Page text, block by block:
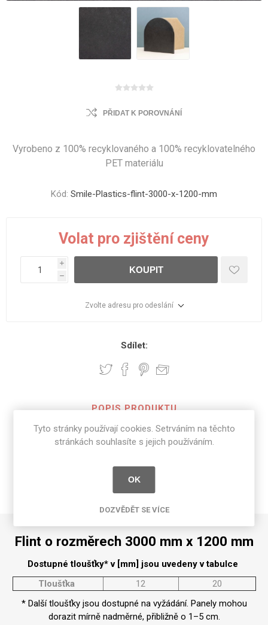
PŘIDAT K POROVNÁNÍ
Vyrobeno z 100% recyklovaného a 100% recyklovatelného
PET materiálu
Kód: Smile-Plastics-flint-3000-x-1200-mm
Volat pro zjištění ceny
i
h
KOUPIT
Zvolte adresu pro odeslání
Sdílet:
POPIS PRODUKTU
SPECIFIKACE PRODUKTU
RECENZE
Flint o rozměrech 3000 mm x 1200 mm
Dostupné tloušťky* v [mm] jsou uvedeny v tabulce
Tloušťka
12
20
* Další tloušťky jsou dostupné na vyžádání. Panely mohou
dorazit mírně nadměrné, přibližně o 1–5 cm.
Tyto stránky používají cookies. Setrváním na těchto
stránkách souhlasíte s jejich používáním.
OK
DOZVĚDĚT SE VÍCE